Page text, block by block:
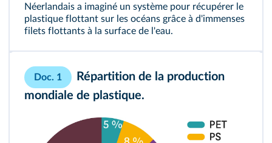
Néerlandais a imaginé un système pour récupérer le
plastique flottant sur les océans grâce à d'immenses
filets flottants à la surface de l'eau.
Doc. 1
Répartition de la production
mondiale de plastique.